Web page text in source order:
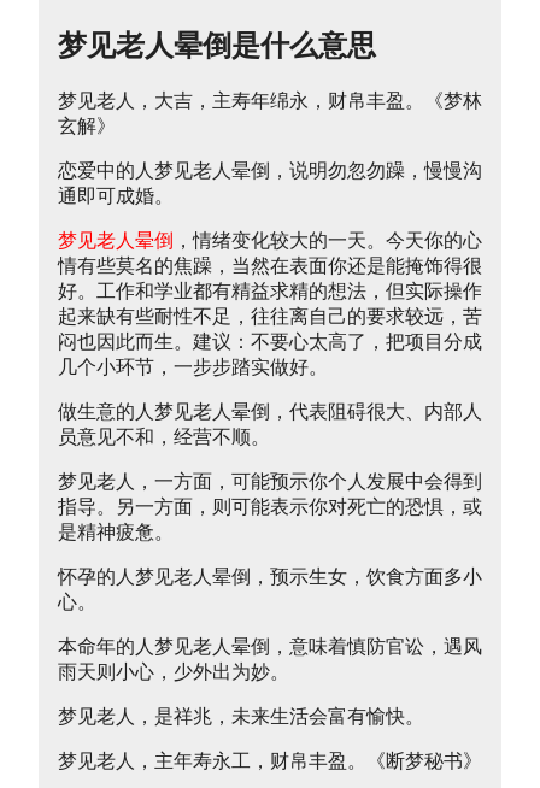
梦见老人晕倒是什么意思
梦见老人，大吉，主寿年绵永，财帛丰盈。《梦林
玄解》
恋爱中的人梦见老人晕倒，说明勿忽勿躁，慢慢沟
通即可成婚。
梦见老人晕倒 ，情绪变化较大的一天。今天你的心
情有些莫名的焦躁，当然在表面你还是能掩饰得很
好。工作和学业都有精益求精的想法，但实际操作
起来缺有些耐性不足，往往离自己的要求较远，苦
闷也因此而生。建议：不要心太高了，把项目分成
几个小环节，一步步踏实做好。
做生意的人梦见老人晕倒，代表阻碍很大、内部人
员意见不和，经营不顺。
梦见老人，一方面，可能预示你个人发展中会得到
指导。另一方面，则可能表示你对死亡的恐惧，或
是精神疲惫。
怀孕的人梦见老人晕倒，预示生女，饮食方面多小
心。
本命年的人梦见老人晕倒，意味着慎防官讼，遇风
雨天则小心，少外出为妙。
梦见老人，是祥兆，未来生活会富有愉快。
梦见老人，主年寿永工，财帛丰盈。《断梦秘书》